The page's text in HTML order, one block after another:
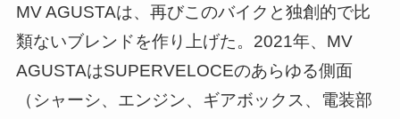
MV AGUSTAは、再びこのバイクと独創的で比
類ないブレンドを作り上げた。2021年、MV
AGUSTAはSUPERVELOCEのあらゆる側面
（シャーシ、エンジン、ギアボックス、電装部